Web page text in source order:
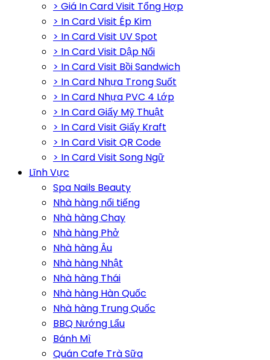
> Giá In Card Visit Tổng Hợp
> In Card Visit Ép Kim
> In Card Visit UV Spot
> In Card Visit Dập Nổi
> In Card Visit Bồi Sandwich
> In Card Nhựa Trong Suốt
> In Card Nhựa PVC 4 Lớp
> In Card Giấy Mỹ Thuật
> In Card Visit Giấy Kraft
> In Card Visit QR Code
> In Card Visit Song Ngữ
Lĩnh Vực
Spa Nails Beauty
Nhà hàng nổi tiếng
Nhà hàng Chay
Nhà hàng Phở
Nhà hàng Âu
Nhà hàng Nhật
Nhà hàng Thái
Nhà hàng Hàn Quốc
Nhà hàng Trung Quốc
BBQ Nướng Lẩu
Bánh Mì
Quán Cafe Trà Sữa